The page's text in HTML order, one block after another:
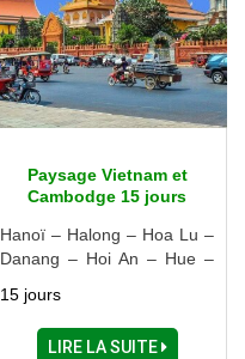
Paysage Vietnam et
Cambodge 15 jours
Hanoï – Halong – Hoa Lu –
Danang – Hoi An – Hue –
Ville – Siem Reap
15 jours
LIRE LA SUITE